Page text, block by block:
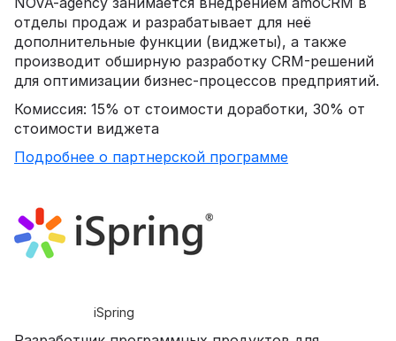
отделы продаж и разрабатывает для неё
дополнительные функции (виджеты), а также
производит обширную разработку CRM-решений
для оптимизации бизнес-процессов предприятий.
Комиссия: 15% от стоимости доработки, 30% от
стоимости виджета
Подробнее о партнерской программе
iSpring